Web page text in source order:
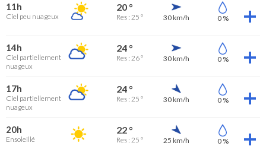
11h
Ciel peu nuageux
20 °
Res : 25 ° 30 km/h 0 %
14h
Ciel partiellement
nuageux
24 °
Res : 26 ° 30 km/h 0 %
17h
Ciel partiellement
nuageux
24 °
Res : 25 ° 30 km/h 0 %
20h
Ensoleillé
22 °
Res : 25 ° 25 km/h 0 %